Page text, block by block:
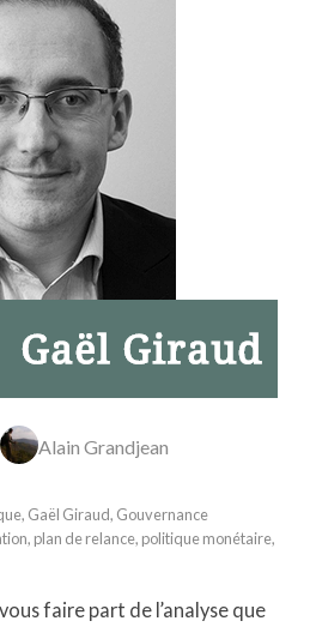
Alain Grandjean
, Gaël Giraud, Gouvernance
, plan de relance, politique monétaire
faire part de l’analyse que